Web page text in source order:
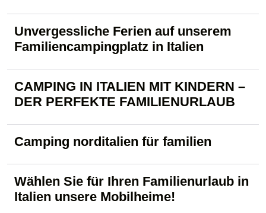
Unvergessliche Ferien auf unserem
Familiencampingplatz in Italien
CAMPING IN ITALIEN MIT KINDERN –
DER PERFEKTE FAMILIENURLAUB
Camping norditalien für familien
Wählen Sie für Ihren Familienurlaub in
Italien unsere Mobilheime!